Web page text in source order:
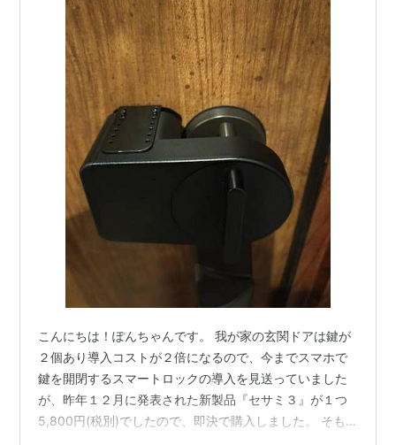
こんにちは！ぽんちゃんです。 我が家の玄関ドアは鍵が
２個あり導入コストが２倍になるので、今までスマホで
鍵を開閉するスマートロックの導入を見送っていました
が、昨年１２月に発表された新製品『セサミ３』が１つ
5,800円(税別)でしたので、即決で購入しました。 そも